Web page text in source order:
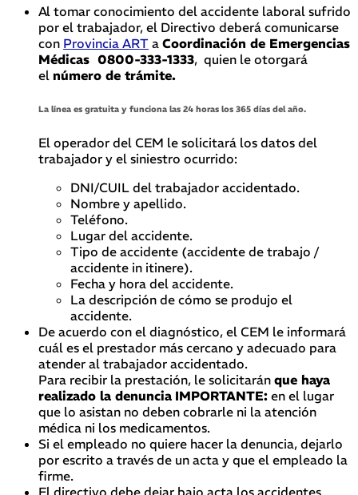
Al tomar conocimiento del accidente laboral sufrido
por el trabajador, el Directivo deberá comunicarse
con Provincia ART a Coordinación de Emergencias
Médicas 0800-333-1333, quien le otorgará
el número de trámite.
La línea es gratuita y funciona las 24 horas los 365 días del año.
El operador del CEM le solicitará los datos del
trabajador y el siniestro ocurrido:
DNI/CUIL del trabajador accidentado.
Nombre y apellido.
Teléfono.
Lugar del accidente.
Tipo de accidente (accidente de trabajo /
accidente in itinere).
Fecha y hora del accidente.
La descripción de cómo se produjo el
accidente.
De acuerdo con el diagnóstico, el CEM le informará
cuál es el prestador más cercano y adecuado para
atender al trabajador accidentado.
Para recibir la prestación, le solicitarán que haya
realizado la denuncia IMPORTANTE: en el lugar
que lo asistan no deben cobrarle ni la atención
médica ni los medicamentos.
Si el empleado no quiere hacer la denuncia, dejarlo
por escrito a través de un acta y que el empleado la
firme.
El directivo debe dejar bajo acta los accidentes